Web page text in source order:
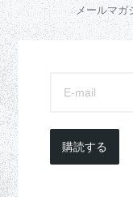
メールマガ
購読する